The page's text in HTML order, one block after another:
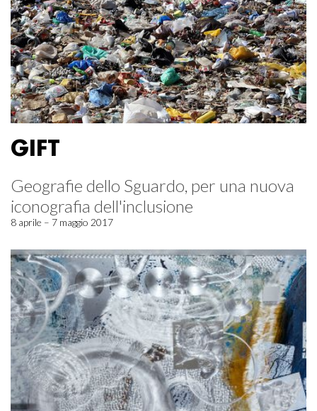
GIFT
Geografie dello Sguardo, per una nuova
iconografia dell'inclusione
8 aprile – 7 maggio 2017